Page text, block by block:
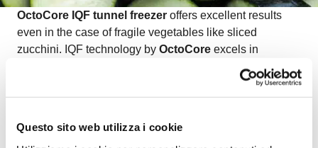
Questo sito web utilizza i cookie
OctoCore IQF tunnel freezer offers excellent results
even in the case of fragile vegetables like sliced
zucchini. IQF technology by OctoCore excels in
preserving the natural color, shape, and texture of IQF
zucchini. The results provided by OctoCore in the case
of IQF vegetables are amazing, regardless of how
Watch the video on freezing IQF sliced zucchini